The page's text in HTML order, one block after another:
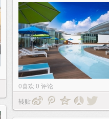
0喜欢 0 评论
转贴